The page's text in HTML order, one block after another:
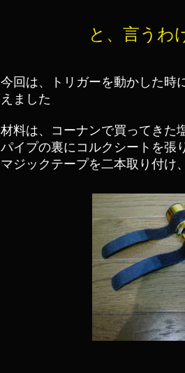
と、言うわ
今回は、トリガーを動かした時
えました
材料は、コーナンで買ってき
パイプの裏にコルクシートを張
マジックテープを二本取り付け